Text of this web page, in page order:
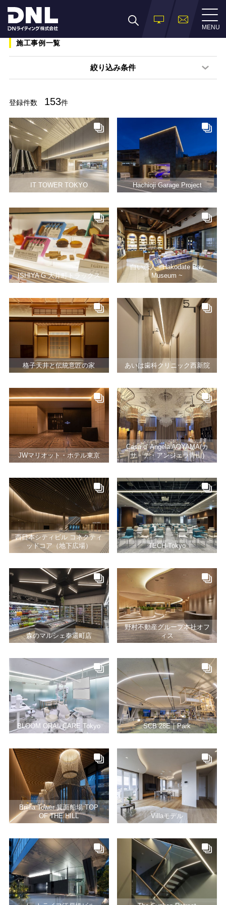
MENU
施工事例一覧
絞り込み条件
登録件数 153件
IT TOWER TOKYO Hachioji Garage Project
ISHIYA G 大井町トラックス
白い恋人~ Hakodate Bay
Museum ~
格子天井と伝統意匠の家 あいは歯科クリニック西新院
JWマリオット・ホテル東京
Casa d’ Angela AOYAMA(カ
サ・デ・アンジェラ青山)
西日本シティビル コネクティ
ッドコア（地下広場）
TECH-Tokyo
森のマルシェ奉還町店
野村不動産グループ本社オフ
ィス
BLOOM ORAL CARE Tokyo SCB 28E｜Park
Brillia Tower 箕面船場 TOP
OF THE HILL
Villaモデル